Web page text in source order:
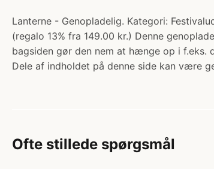
Lanterne - Genopladelig. Kategori:
(regalo 13% fra 149.00 kr.) Denne
bagsiden gør den nem at hænge op i f.eks.
Dele af indholdet på denne side kan være
Ofte stillede spørgsmål